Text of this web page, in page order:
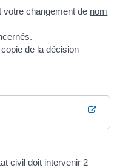
votre changement de nom
de la décision
civil doit intervenir 2